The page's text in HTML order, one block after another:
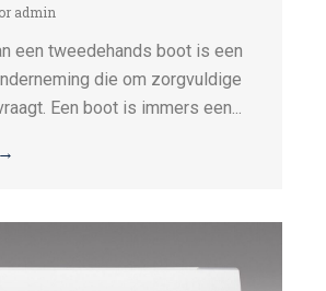
admin
een tweedehands boot is een
die om zorgvuldige
Een boot is immers een...